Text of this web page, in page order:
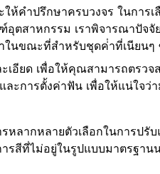
ให้คําปรึกษาครบวงจร ในกา
สาหกรรม เราพิจารณาปัจจั
นขณะที่สําหรับชุดค่ําที่เนียนๆ
ะเอียด เพื่อให้คุณสามารถต
ละการตั้งค่าฟัน เพื่อให้แน่ใ
รหลากหลายตัวเลือกในการ
ที่ไม่อยู่ในรูปแบบมาตรฐาน